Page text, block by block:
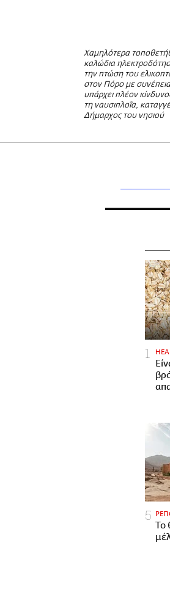
Χαμηλότερα
καλώδια
την πτώση του
στον Πόρο με
υπάρχει πλέον
τη ναυσιπλοΐα,
Δήμαρχος του νησιού
Το